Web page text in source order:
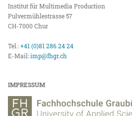
Institut für Multimedia Production
Pulvermühlestrasse 57
CH-7000 Chur
Tel.:+41 (0)81 286 24 24
E-Mail:imp@fhgr.ch
IMPRESSUM